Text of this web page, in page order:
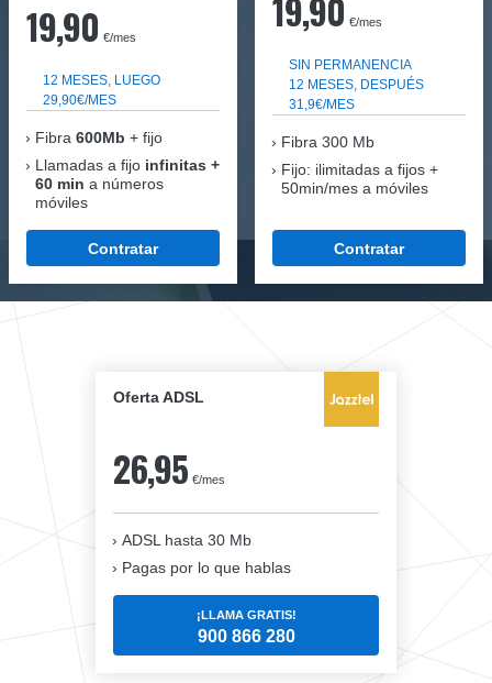
19,90 €/mes
12 MESES, LUEGO
29,90€/MES
Fibra 600Mb + fijo
Llamadas a fijo infinitas +
60 min a números
móviles
Contratar
19,90 €/mes
SIN PERMANENCIA
12 MESES, DESPUÉS
31,9€/MES
Fibra 300 Mb
Fijo: ilimitadas a fijos +
50min/mes a móviles
Contratar
Oferta ADSL
26,95 €/mes
ADSL hasta 30 Mb
Pagas por lo que hablas
¡LLAMA GRATIS!
900 866 280